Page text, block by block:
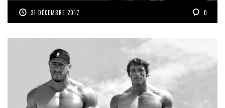
31 DÉCEMBRE 2017 0